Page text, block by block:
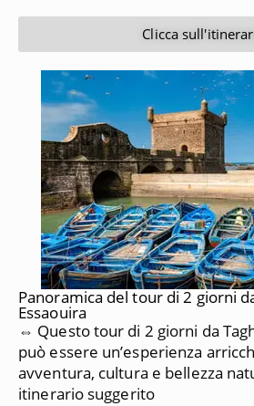
Clicca
Panoramica del tour di 2 giorni
Essaouira
⇔ Questo tour di 2 giorni da
può essere un’esperienza
avventura, cultura e bellezza
itinerario suggerito